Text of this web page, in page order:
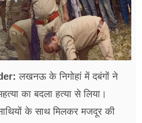
लखनऊ के निगोहां में दबंगों ने
का बदला हत्या से लिया।
के साथ मिलकर मजदूर की